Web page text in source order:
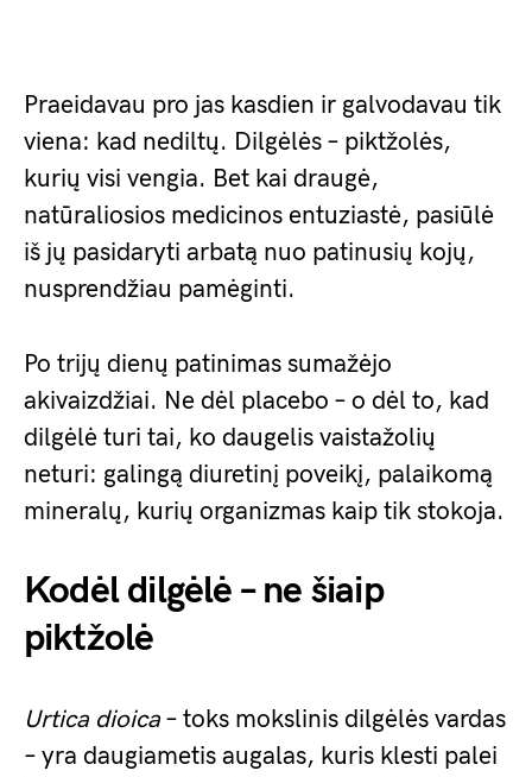
Praeidavau pro jas kasdien ir galvodavau tik
viena: kad nediltų. Dilgėlės – piktžolės,
kurių visi vengia. Bet kai draugė,
natūraliosios medicinos entuziastė, pasiūlė
iš jų pasidaryti arbatą nuo patinusių kojų,
nusprendžiau pamėginti.
Po trijų dienų patinimas sumažėjo
akivaizdžiai. Ne dėl placebo – o dėl to, kad
dilgėlė turi tai, ko daugelis vaistažolių
neturi: galingą diuretinį poveikį, palaikomą
mineralų, kurių organizmas kaip tik stokoja.
Kodėl dilgėlė – ne šiaip
piktžolė
Urtica dioica – toks mokslinis dilgėlės vardas
– yra daugiametis augalas, kuris klesti palei